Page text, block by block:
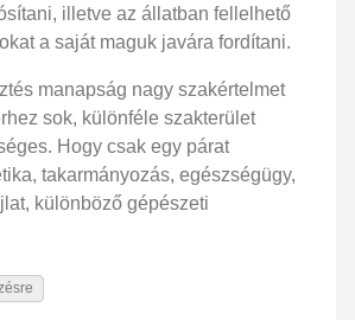
illetve az állatban fellelhető
a saját maguk javára fordítani.
manapság nagy szakértelmet
sok, különféle szakterület
Hogy csak egy párat
takarmányozás, egészségügy,
különböző gépészeti